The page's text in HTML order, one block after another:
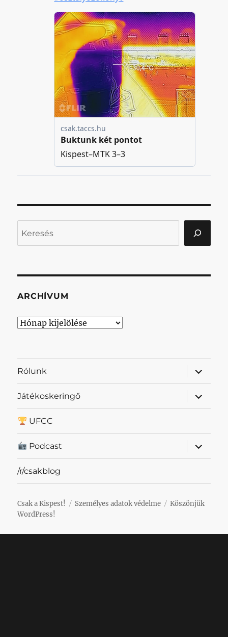
ARCHÍVUM
Archívum
Rólunk
almenü
Játékoskeringő
almenü
UFCC
Podcast
almenü
/r/csakblog
Csak a Kispest! Személyes adatok védelme
Köszönjük
WordPress!